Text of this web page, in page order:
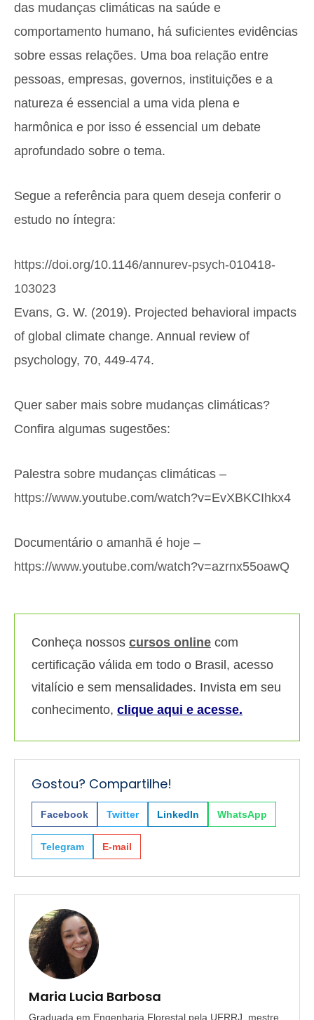
das mudanças climáticas na saúde e
comportamento humano, há suficientes evidências
sobre essas relações. Uma boa relação entre
pessoas, empresas, governos, instituições e a
natureza é essencial a uma vida plena e
harmônica e por isso é essencial um debate
aprofundado sobre o tema.
Segue a referência para quem deseja conferir o
estudo no íntegra:
https://doi.org/10.1146/annurev-psych-010418-
103023
Evans, G. W. (2019). Projected behavioral impacts
of global climate change. Annual review of
psychology, 70, 449-474.
Quer saber mais sobre mudanças climáticas?
Confira algumas sugestões:
Palestra sobre mudanças climáticas –
https://www.youtube.com/watch?v=EvXBKCIhkx4
Documentário o amanhã é hoje –
https://www.youtube.com/watch?v=azrnx55oawQ
Conheça nossos cursos online com
certificação válida em todo o Brasil, acesso
vitalício e sem mensalidades. Invista em seu
conhecimento, clique aqui e acesse.
Gostou? Compartilhe!
Facebook Twitter LinkedIn WhatsApp
Telegram E-mail
Maria Lucia Barbosa
Graduada em Engenharia Florestal pela UFRRJ, mestre